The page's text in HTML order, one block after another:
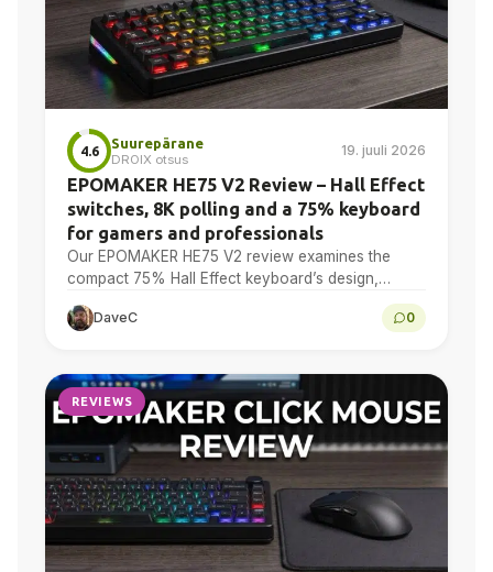
4.6
Suurepärane
DROIX otsus
19. juuli 2026
EPOMAKER HE75 V2 Review – Hall Effect
switches, 8K polling and a 75% keyboard
for gamers and professionals
Our EPOMAKER HE75 V2 review examines the
compact 75% Hall Effect keyboard’s design,
adjustable actuation, sound treatment, 8K polling,
software, battery and multi-device connectivity.
DaveC 0
REVIEWS